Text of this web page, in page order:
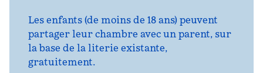
Les enfants (de moins de 18 ans) peuvent
partager leur chambre avec un parent, sur
la base de la literie existante,
gratuitement.